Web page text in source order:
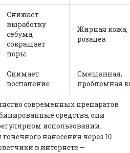
Снижает
выработку
себума,
сокращает
поры
Жирная кожа,
розацеа
Снимает
воспаление
Смешанная,
проблемная
современных препаратов
средства, они
использовании.
нанесения через 10
в интернете —